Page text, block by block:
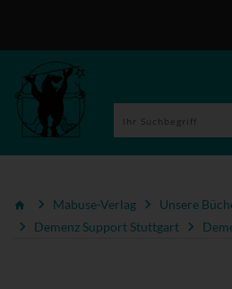
Mabuse-Verlag Unsere
Demenz Support Stuttgart